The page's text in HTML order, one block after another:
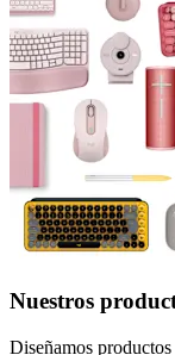
Nuestros
Diseñamos